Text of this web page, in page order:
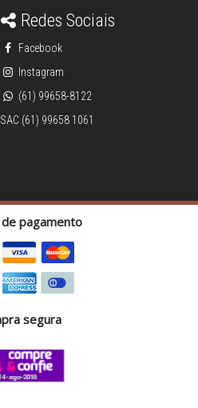
Redes Sociais
Facebook
Instagram
(61) 99658-8122
SAC (61) 99658 1061
pagamento
segura